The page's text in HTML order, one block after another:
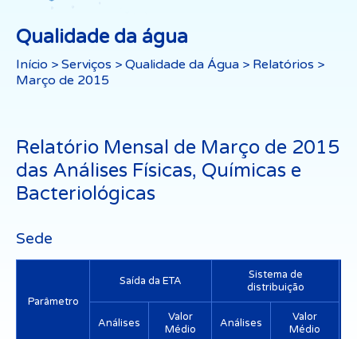
Qualidade da água
Início > Serviços > Qualidade da Água > Relatórios >
Março de 2015
Relatório Mensal de Março de 2015
das Análises Físicas, Químicas e
Bacteriológicas
Sede
Parâmetro
Saída da ETA
Sistema de
distribuição
Análises
Valor
Médio
Análises
Valor
Médio